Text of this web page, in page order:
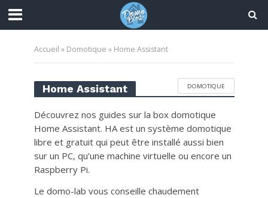
Accueil » Domotique » Home Assistant
Home Assistant DOMOTIQUE
Découvrez nos guides sur la box domotique
Home Assistant. HA est un système domotique
libre et gratuit qui peut être installé aussi bien
sur un PC, qu’une machine virtuelle ou encore un
Raspberry Pi.
Le domo-lab vous conseille chaudement